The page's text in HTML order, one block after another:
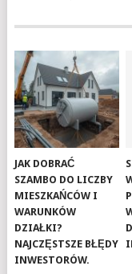
JAK DOBRAĆ
SZAMBO DO LICZBY
MIESZKAŃCÓW I
WARUNKÓW
DZIAŁKI?
NAJCZĘSTSZE BŁĘDY
INWESTORÓW.